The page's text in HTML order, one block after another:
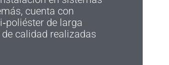
cuenta con
de larga
calidad realizadas